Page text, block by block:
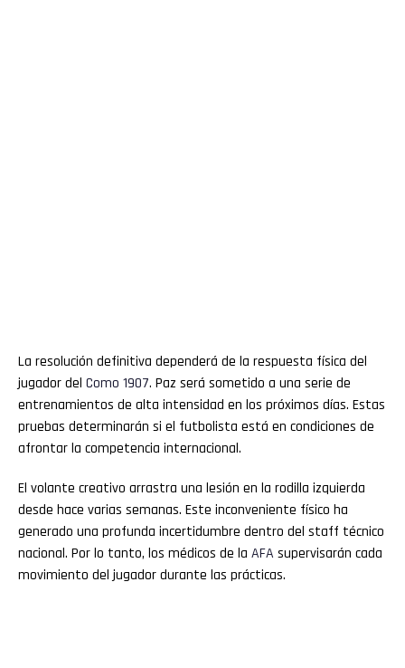
La resolución definitiva dependerá de la respuesta física del
jugador del Como 1907. Paz será sometido a una serie de
entrenamientos de alta intensidad en los próximos días. Estas
pruebas determinarán si el futbolista está en condiciones de
afrontar la competencia internacional.
El volante creativo arrastra una lesión en la rodilla izquierda
desde hace varias semanas. Este inconveniente físico ha
generado una profunda incertidumbre dentro del staff técnico
nacional. Por lo tanto, los médicos de la AFA supervisarán cada
movimiento del jugador durante las prácticas.